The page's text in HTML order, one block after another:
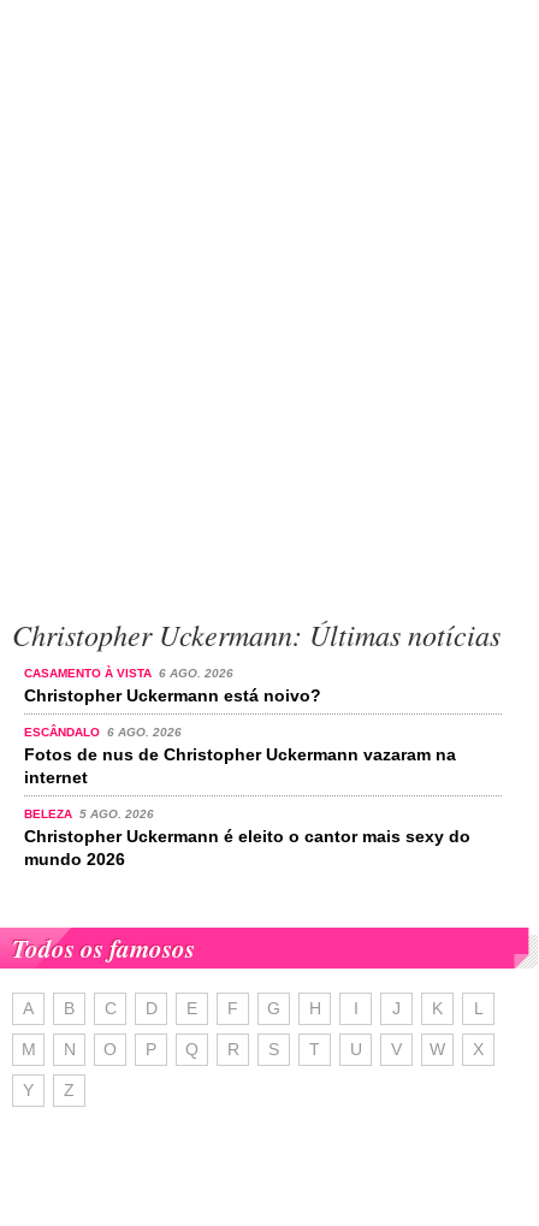
Christopher Uckermann: Últimas notícias
CASAMENTO À VISTA 6 AGO. 2026
Christopher Uckermann está noivo?
ESCÂNDALO 6 AGO. 2026
Fotos de nus de Christopher Uckermann vazaram na
internet
BELEZA 5 AGO. 2026
Christopher Uckermann é eleito o cantor mais sexy do
mundo 2026
Todos os famosos
A B C D E F G H I J K L
M N O P Q R S T U V W X
Y Z